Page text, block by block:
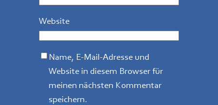
Website
Name, E-Mail-Adresse und
Website in diesem Browser für
meinen nächsten Kommentar
speichern.